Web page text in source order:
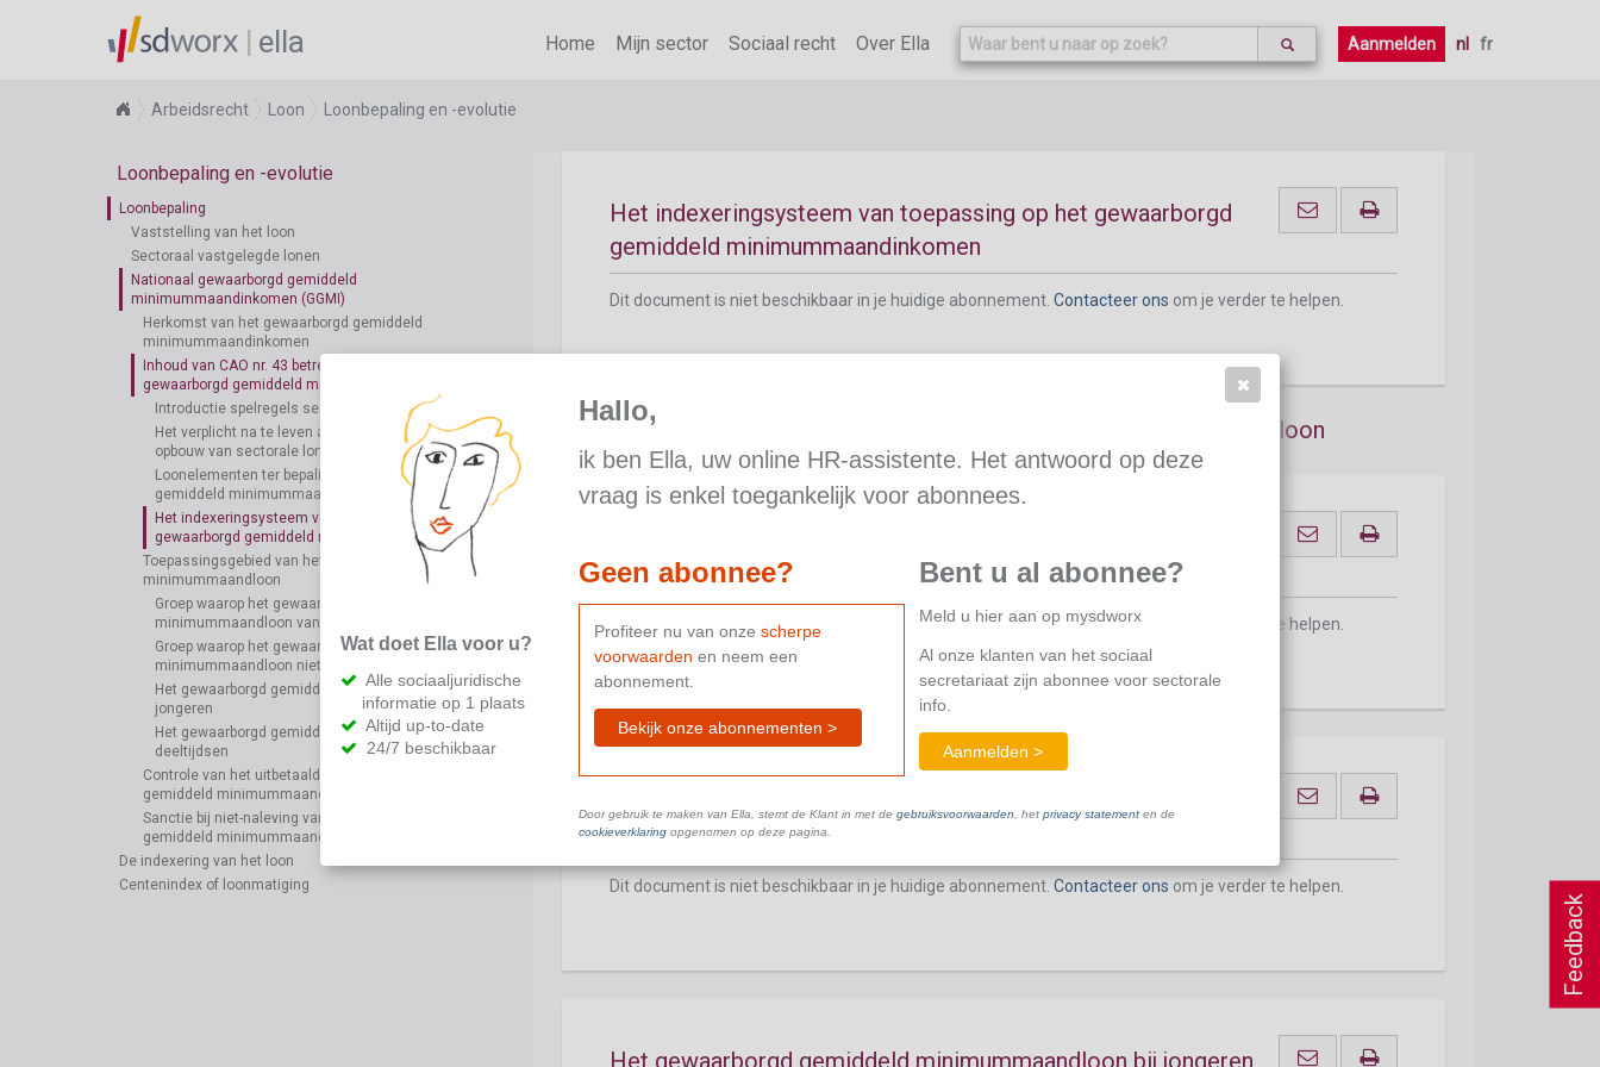
Feedback
ella Home Mijn sector Sociaal recht Over Ella Aanmelden nl fr
Arbeidsrecht Loon Loonbepaling en -evolutie
Loonbepaling en -evolutie
Loonbepaling
Vaststelling van het loon
Sectoraal vastgelegde lonen
Nationaal gewaarborgd gemiddeld
minimummaandinkomen (GGMI)
Herkomst van het gewaarborgd gemiddeld
minimummaandinkomen
Inhoud van CAO nr. 43 betreffende het nationaal
gewaarborgd gemiddeld minimummaandinkomen
Introductie spelregels sectoren
Het verplicht na te leven aanvangsbedrag bij de
opbouw van sectorale lonen
Loonelementen ter bepaling van het gewaarborgd
gemiddeld minimummaandinkomen
Het indexeringsysteem van toepassing op het
gewaarborgd gemiddeld minimummaandinkomen
Toepassingsgebied van het gewaarborgd gemiddeld
minimummaandloon
Groep waarop het gewaarborgd gemiddeld
minimummaandloon van toepassing is
Groep waarop het gewaarborgd gemiddeld
minimummaandloon niet van toepassing is
Het gewaarborgd gemiddeld minimummaandloon bij
jongeren
Het gewaarborgd gemiddeld minimummaandloon bij
deeltijdsen
Controle van het uitbetaalde loon t.o.v. het gewaarborgd
gemiddeld minimummaandloon
Sanctie bij niet-naleving van het gewaarborgd
gemiddeld minimummaandloon
De indexering van het loon
Centenindex of loonmatiging
Dit document is niet beschikbaar in je huidige abonnement.Contacteer ons om je verder te helpen.
Het indexeringsysteem van toepassing op het gewaarborgd
gemiddeld minimummaandinkomen
Dit document is niet beschikbaar in je huidige abonnement. Contacteer ons om je verder te helpen.
Toepassingsgebied van het gewaarborgd gemiddeld minimummaandloon
van toepassing is
Dit document is niet beschikbaar in je huidige abonnement.Contacteer ons om je verder te helpen.
niet van toepassing is
Dit document is niet beschikbaar in je huidige abonnement. Contacteer ons om je verder te helpen.
Het gewaarborgd gemiddeld minimummaandloon bij jongeren
Wat doet Ella voor u?
Alle sociaaljuridische
informatie op 1 plaats
Altijd up-to-date
24/7 beschikbaar
Hallo,
ik ben Ella, uw online HR-assistente. Het antwoord op deze
vraag is enkel toegankelijk voor abonnees.
Geen abonnee?
Profiteer nu van onze scherpe
voorwaarden en neem een
abonnement.
Bekijk onze abonnementen >
Bent u al abonnee?
Meld u hier aan op mysdworx
Al onze klanten van het sociaal
secretariaat zijn abonnee voor sectorale
info.
Aanmelden >
Door gebruik te maken van Ella, stemt de Klant in met de gebruiksvoorwaarden , het privacy statementen de
cookieverklaringopgenomen op deze pagina.